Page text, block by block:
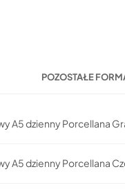
POZOSTAŁE
A5 dzienny Porcellana
A5 dzienny Porcellana